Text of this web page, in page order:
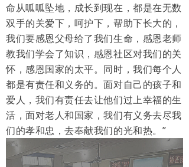
命从呱呱坠地，成长到现在，都是在无数
双手的关爱下，呵护下，帮助下长大的，
我们要感恩父母给了我们生命，感恩老师
教我们学会了知识，感恩社区对我们的关
怀，感恩国家的太平。同时，我们每个人
都是有责任和义务的。面对自己的孩子和
爱人，我们有责任去让他们过上幸福的生
活，面对老人和国家，我们有义务去尽我
们的孝和忠，去奉献我们的光和热。”